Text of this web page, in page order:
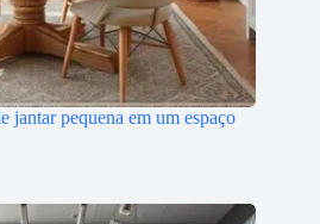
jantar pequena em um espaço